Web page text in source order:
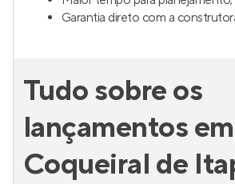
Garantia direto com a
Tudo sobre os
lançamentos em
Coqueiral de